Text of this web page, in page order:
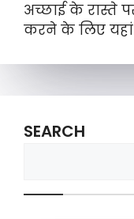
अच्छाई के रास्ते
करने के लिए यहां
SEARCH